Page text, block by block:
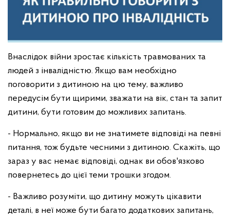
Внаслідок війни зростає кількість травмованих та
людей з інвалідністю. Якщо вам необхідно
поговорити з дитиною на цю тему, важливо
передусім бути щирими, зважати на вік, стан та запит
дитини, бути готовим до можливих запитань.
- Нормально, якщо ви не знатимете відповіді на певні
питання, тож будьте чесними з дитиною. Скажіть, що
зараз у вас немає відповіді, однак ви обов'язково
повернетесь до цієї теми трошки згодом.
- Важливо розуміти, що дитину можуть цікавити
деталі, в неї може бути багато додаткових запитань,